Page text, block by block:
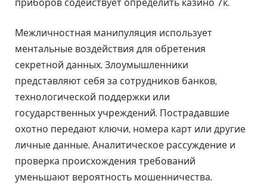
приборов содействует определить казино 7к.
Межличностная манипуляция использует
ментальные воздействия для обретения
секретной данных. Злоумышленники
представляют себя за сотрудников банков,
технологической поддержки или
государственных учреждений. Пострадавшие
охотно передают ключи, номера карт или другие
личные данные. Аналитическое рассуждение и
проверка происхождения требований
уменьшают вероятность мошенничества.